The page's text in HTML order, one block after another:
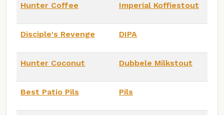
Hunter Coffee Imperial Koffiestout
Disciple's Revenge DIPA
Hunter Coconut Dubbele Milkstout
Best Patio Pils Pils